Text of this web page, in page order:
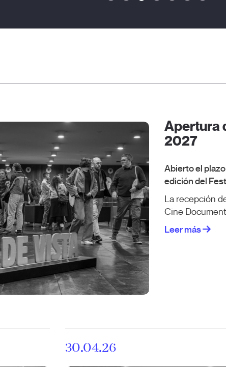
Apertura
2027
Abierto el
edición del
La recepción
Cine
Leer más
30.04.26